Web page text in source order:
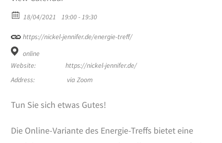
18/04/2021 19:00 - 19:30
https://nickel-jennifer.de/energie-treff/
online
Website:
https://nickel-jennifer.de/
Address:
via Zoom
Tun Sie sich etwas Gutes!
Die Online-Variante des Energie-Treffs bietet eine